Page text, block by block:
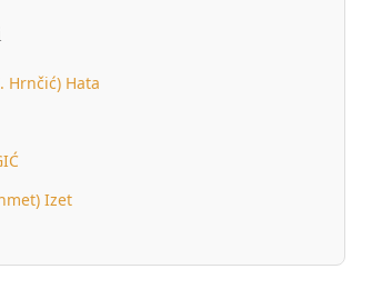
Hrnčić) Hata
Izet